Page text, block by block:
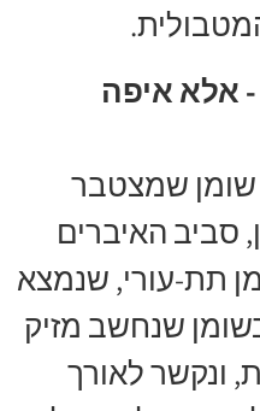
אלא איפה
שומן שמצטבר
סביב האיברים
תת-עורי, שנמצא
שנחשב מזיק
ונקשר לאורך